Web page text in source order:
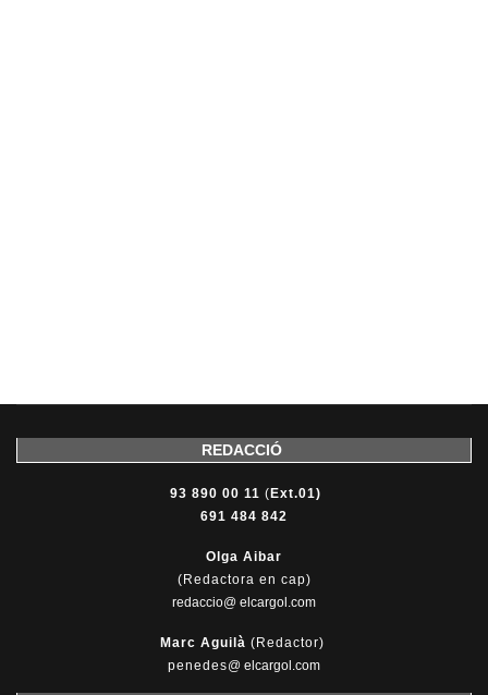
REDACCIÓ
93 890 00 11 ( Ext.01)
691 484 842
Olga Aibar
(Redactora en cap)
redaccio@ elcargol.com
Marc Aguilà (Redactor)
penedes@ elcargol.com